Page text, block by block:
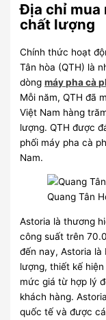
Địa chỉ mua
chất lượng
Chính thức hoạt
Tân hòa (QTH) là
dòngmáy pha cà
Mỗi năm, QTH đã
Việt Nam hàng
lượng. QTH được
phối máy pha cà
Nam.
Quang Tân
Astoria là thương
công suất trên
đến nay, Astoria
lượng, thiết kế
mức giá từ hợp lý
khách hàng.
quốc tế và được